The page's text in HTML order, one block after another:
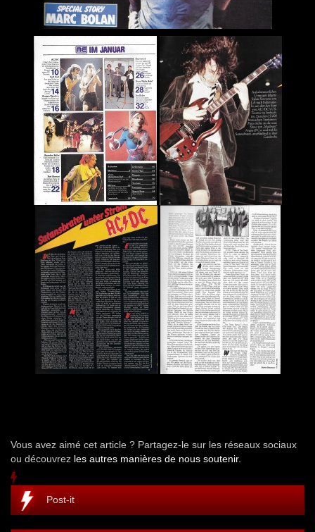
Vous avez aimé cet article ? Partagez-le sur les réseaux sociaux
ou découvrez les autres manières de nous soutenir.
Post-it